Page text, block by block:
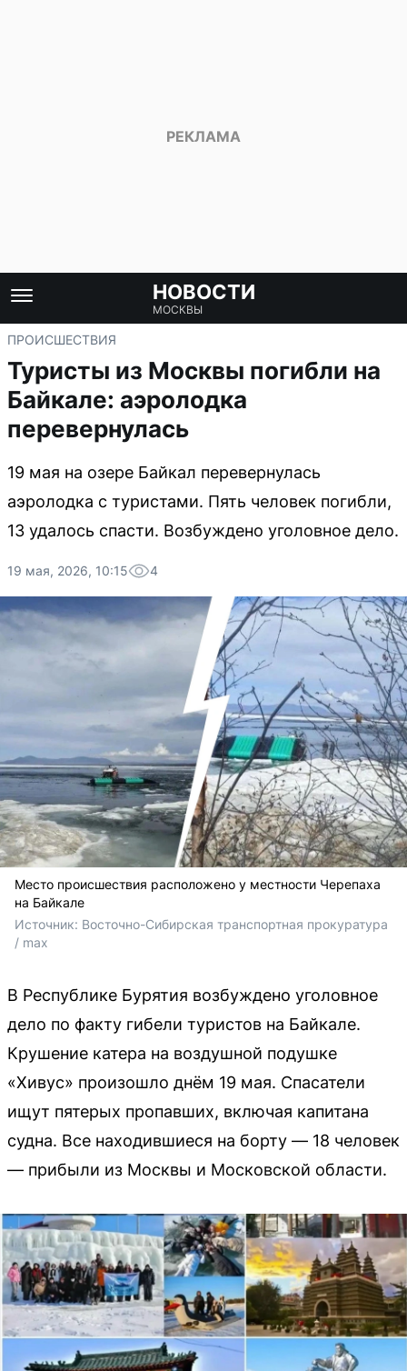
НОВОСТИ
МОСКВЫ
ПРОИСШЕСТВИЯ
Туристы из Москвы погибли на
Байкале: аэролодка
перевернулась
19 мая на озере Байкал перевернулась
аэролодка с туристами. Пять человек погибли,
13 удалось спасти. Возбуждено уголовное дело.
19 мая, 2026, 10:15 4
Место происшествия расположено у местности Черепаха
на Байкале
Источник: Восточно-Сибирская транспортная прокуратура
/ maх
В Республике Бурятия возбуждено уголовное
дело по факту гибели туристов на Байкале.
Крушение катера на воздушной подушке
«Хивус» произошло днём 19 мая. Спасатели
ищут пятерых пропавших, включая капитана
судна. Все находившиеся на борту — 18 человек
— прибыли из Москвы и Московской области.